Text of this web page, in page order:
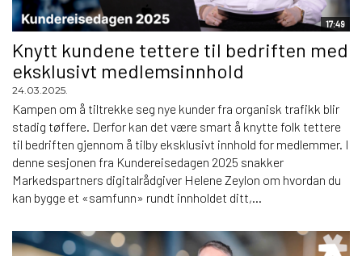
17:49
Knytt kundene tettere til bedriften med
eksklusivt medlemsinnhold
24.03.2025.
Kampen om å tiltrekke seg nye kunder fra organisk trafikk blir
stadig tøffere. Derfor kan det være smart å knytte folk tettere
til bedriften gjennom å tilby eksklusivt innhold for medlemmer. I
denne sesjonen fra Kundereisedagen 2025 snakker
Markedspartners digitalrådgiver Helene Zeylon om hvordan du
kan bygge et «samfunn» rundt innholdet ditt,...